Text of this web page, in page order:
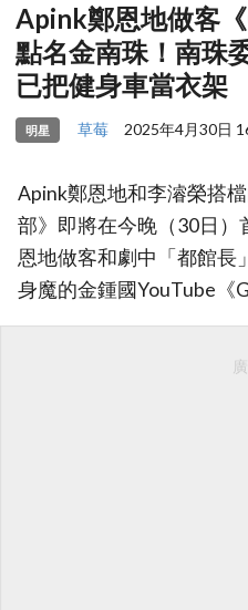
Apink鄭恩地做客
點名金南珠！南珠
已把健身車當衣架
明星 草莓 2025年4月30日
Apink鄭恩地和李濬榮搭
部》即將在今晚（30日
恩地做客和劇中「都館長
身魔的金鍾國YouTube《